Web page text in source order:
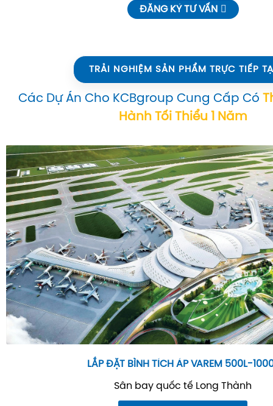
ĐĂNG KÝ TƯ VẤN
TRẢI NGHIỆM SẢN PHẨM TRỰC TIẾP
Các Dự Án Cho KCBgroup Cung Cấp Có
Hành Tối Thiểu 1 Năm
LẮP ĐẶT BÌNH TÍCH ÁP VAREM 500L-
Sân bay quốc tế Long Thành